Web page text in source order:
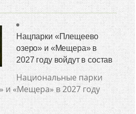
Нацпарки «Плещеево
озеро» и «Мещера» в
2027 году войдут в состав
Национальные парки
и «Мещера» в 2027 году